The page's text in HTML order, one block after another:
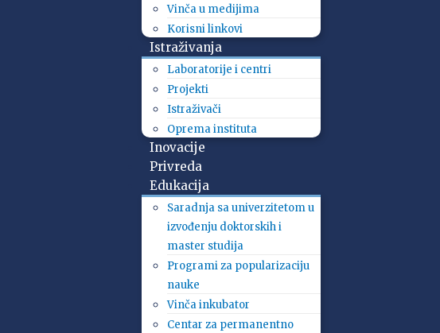
Vinča u medijima
Korisni linkovi
Istraživanja
Laboratorije i centri
Projekti
Istraživači
Oprema instituta
Inovacije
Privreda
Edukacija
Saradnja sa univerzitetom u
izvođenju doktorskih i
master studija
Programi za popularizaciju
nauke
Vinča inkubator
Centar za permanentno